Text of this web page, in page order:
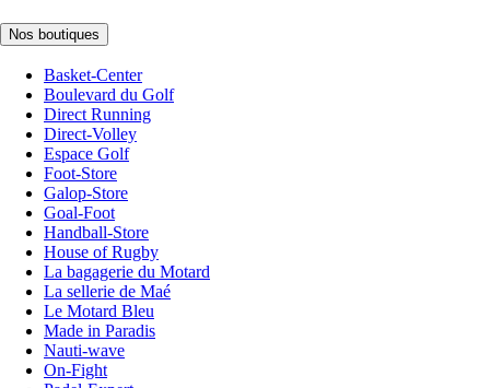
Nos boutiques
Basket-Center
Boulevard du Golf
Direct Running
Direct-Volley
Espace Golf
Foot-Store
Galop-Store
Goal-Foot
Handball-Store
House of Rugby
La bagagerie du Motard
La sellerie de Maé
Le Motard Bleu
Made in Paradis
Nauti-wave
On-Fight